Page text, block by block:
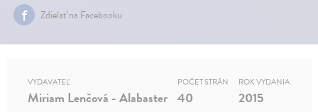
Zdielať na Facebooku
VYDAVATEĽ
Miriam Lenčová - Alabaster
POČET STRÁN
40
ROK VYDANIA
2015